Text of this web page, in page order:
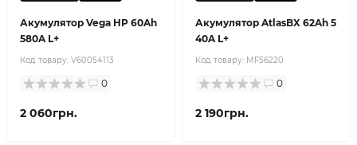
Акумулятор Vega HP 60Ah
580A L+
Код товару: V60054113
0
2 060грн.
Акумулятор AtlasBX 62Ah 5
40A L+
Код товару: MF56220
0
2 190грн.